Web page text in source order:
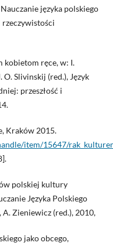
języka polskiego
kobietom ręce, w: I.
O. Slivinskij (red.), Język
przeszłość i
Kraków 2015.
item/15647/
polskiej kultury
Języka Polskiego
A. Zieniewicz (red.), 2010,
jako obcego,